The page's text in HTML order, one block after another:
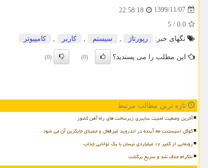
1399/11/07
22:58:18
0.0
/
5
تگهای خبر:
رپورتاژ , سیستم , كاربر , كامپیوتر
این مطلب را می پسندید؟ (0)
(0)
تازه ترین مطالب مرتبط
آخرین وضعیت امنیت سایبری زیرساخت های راه آهن کشور
گوگل اسیستنت ماه آینده در اندروید غیرفعال و جمینای جایگزین آن می شود
رونمایی از کمپر ۱۷ میلیاردی نیسان با یک توانایی جذاب
تلگرام حذف شد و سریع برگشت